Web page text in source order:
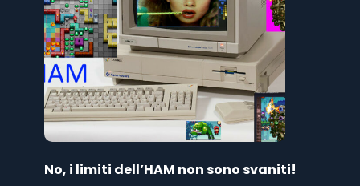
No, i limiti dell’HAM non sono svaniti!